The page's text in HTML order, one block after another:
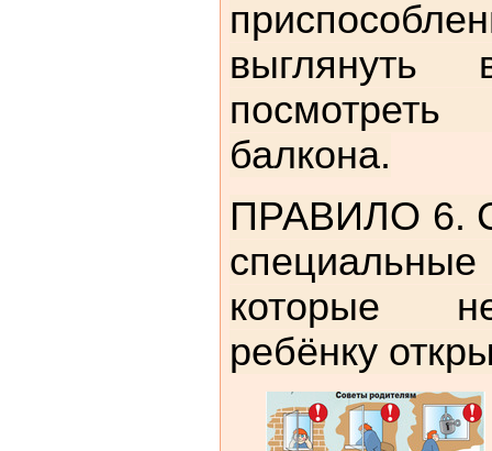
балкона.
ПРАВИЛО 6.
которые
ребёнку